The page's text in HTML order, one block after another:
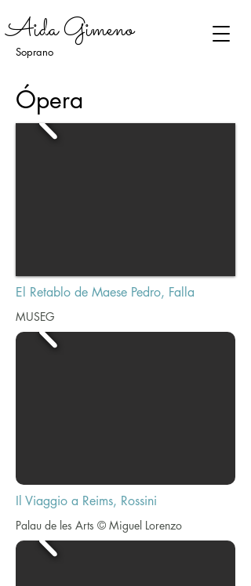
Aida Gimeno
Soprano
​Ópera
El Retablo de Maese Pedro, Falla
MUSEG
Il Viaggio a Reims, Rossini
Palau de les Arts © Miguel Lorenzo